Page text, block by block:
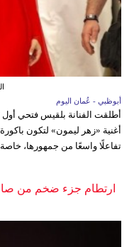
أبوظبي - عُمان اليوم
أطلقت الفنانة بلقيس فتحي أول
أغنية «زهر ليمون» لتكون
تفاعلًا واسعًا من جمهورها،
ارتطام جزء ضخم من